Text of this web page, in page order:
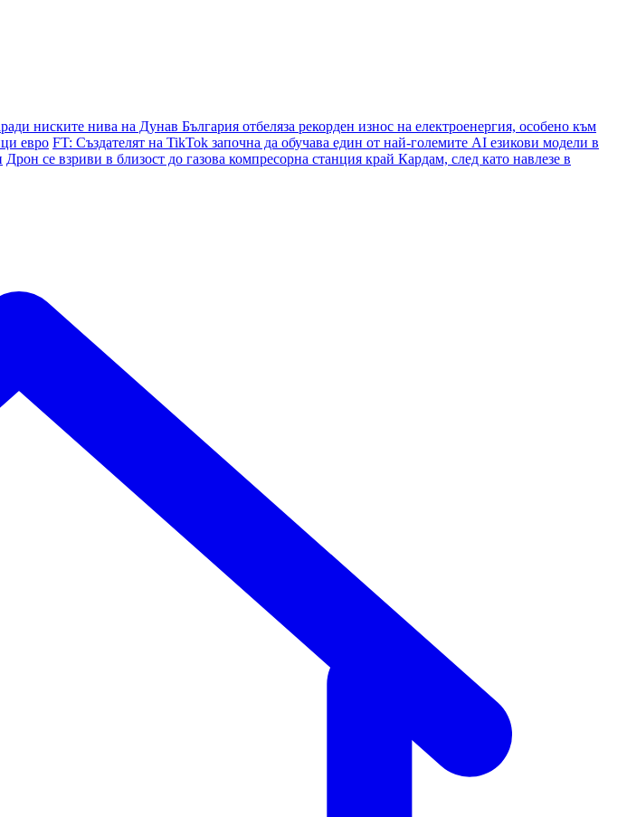
ниските нива на Дунав България отбеляза рекорден износ на електроенергия, особено към
евро FT: Създателят на TikTok започна да обучава един от най-големите AI езикови модели в
Дрон се взриви в близост до газова компресорна станция край Кардам, след като навлезе в